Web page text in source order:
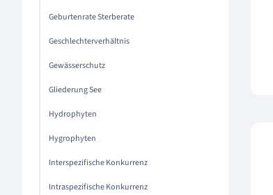
Geburtenrate Sterberate
Geschlechterverhältnis
Gewässerschutz
Gliederung See
Hydrophyten
Hygrophyten
Interspezifische Konkurrenz
Intraspezifische Konkurrenz